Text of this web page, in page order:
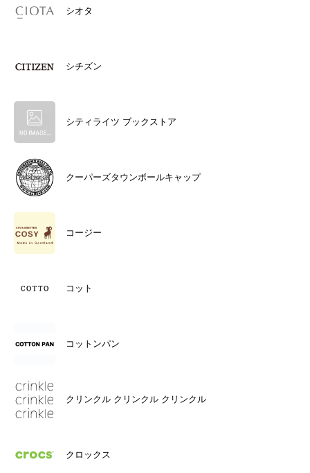
シオタ
シチズン
シティライツ ブックストア
クーパーズタウンボールキャップ
コージー
コット
コットンパン
クリンクル クリンクル クリンクル
クロックス